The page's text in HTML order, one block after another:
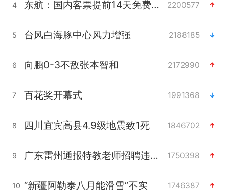
4 东航：国内客票提前14天免费退改 2200577
5 台风白海豚中心风力增强 2188185
6 向鹏0-3不敌张本智和 2172990
7 百花奖开幕式 1991368
8 四川宜宾高县4.9级地震致1死 1846702
9 广东雷州通报特教老师招聘违规事件 1750398
10 “新疆阿勒泰八月能滑雪”不实 1746387